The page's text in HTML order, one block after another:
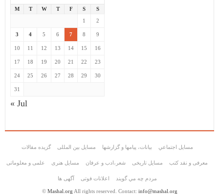
M T W T F S
S
1
2
3 4 5 6 7 8 9
10 11 12 13 14 15 16
17 18 19 20 21 22 23
24 25 26 27 28 29 30
31
« Jul
گزیده مقالات مسایل بین المللی بیانات، پیامها و گزارشها مسايل اجتماعي
علمی و معلوماتی مسايل هنری شعر،ادب و عرفان مسایل تاریخی معرفی و نقد کتب
آگهی ها اعلانات فوتی مردم چه مي گويند
© Mashal.org All rights reserved. Contact: info@mashal.org